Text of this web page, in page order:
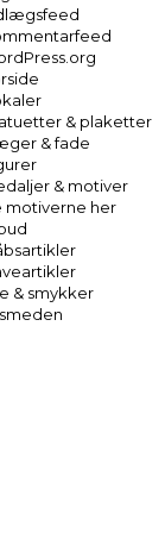
& plaketter
& fade
& motiver
motiverne her
& smykker